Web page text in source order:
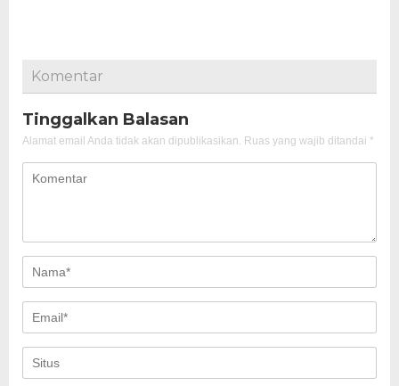
Komentar
Tinggalkan Balasan
Alamat email Anda tidak akan dipublikasikan. Ruas yang wajib ditandai *